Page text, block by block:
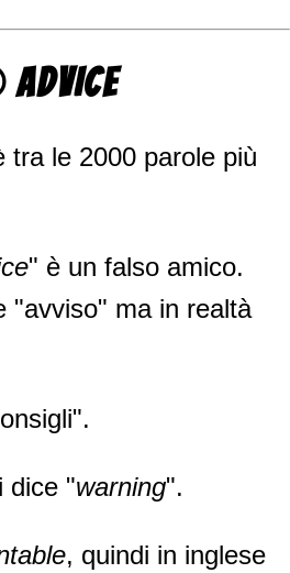
tra le 2000 parole più
" è un falso amico.
"avviso" ma in realtà
dice "warning".
, quindi in inglese